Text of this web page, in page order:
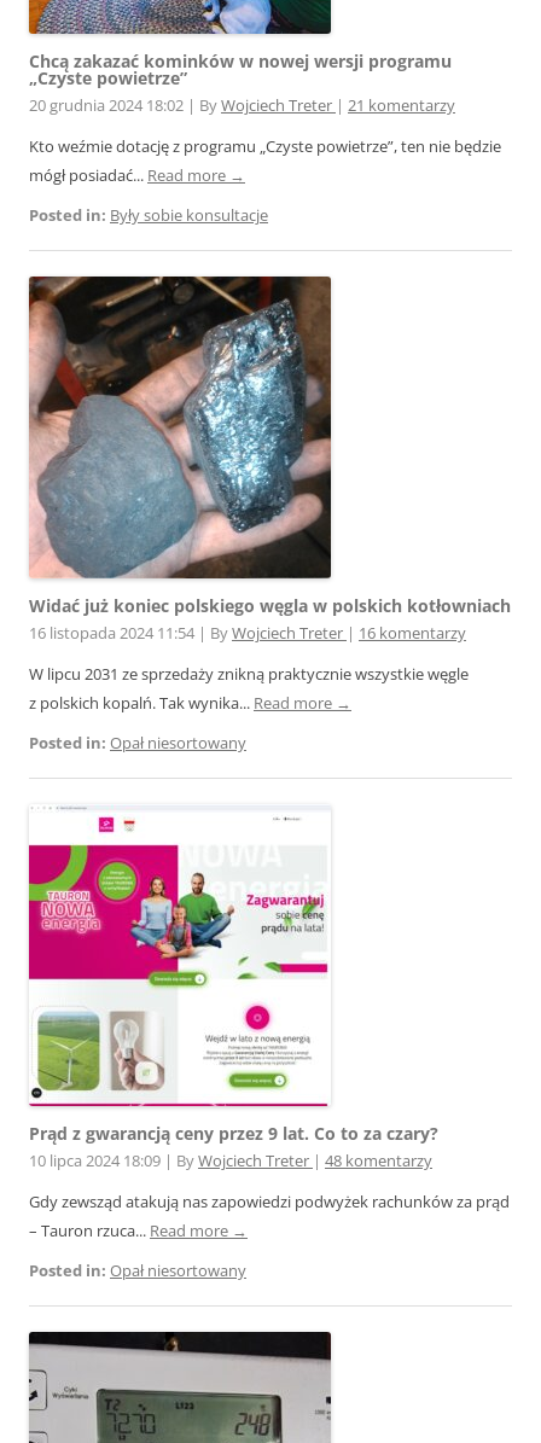
Chcą zakazać kominków w nowej wersji programu
„Czyste powietrze”
20 grudnia 2024 18:02 | ByWojciech Treter | 21 komentarzy
Kto weźmie dotację z programu „Czyste powietrze”, ten nie będzie
mógł posiadać... Read more →
Posted in: Były sobie konsultacje
Widać już koniec polskiego węgla w polskich kotłowniach
16 listopada 2024 11:54 | ByWojciech Treter | 16 komentarzy
W lipcu 2031 ze sprzedaży znikną praktycznie wszystkie węgle
z polskich kopalń. Tak wynika... Read more →
Posted in: Opał niesortowany
Prąd z gwarancją ceny przez 9 lat. Co to za czary?
10 lipca 2024 18:09 | ByWojciech Treter | 48 komentarzy
Gdy zewsząd atakują nas zapowiedzi podwyżek rachunków za prąd
– Tauron rzuca... Read more →
Posted in: Opał niesortowany